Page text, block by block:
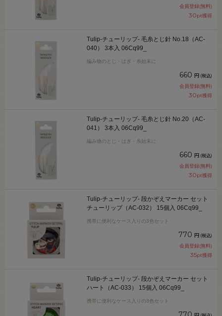
会員登録(無料)
30pt獲得
Tulip-チューリップ- 毛糸とじ針 No.18（AC-
040） 3本入 06Cq99_
編み物のとじ・はぎ・糸始末に
660 円 (税込)
会員登録(無料)
30pt獲得
Tulip-チューリップ- 毛糸とじ針 No.20（AC-
041） 3本入 06Cq99_
編み物のとじ・はぎ・糸始末に
660 円 (税込)
会員登録(無料)
30pt獲得
Tulip-チューリップ- 段かぞえマーカー セット
チューリップ（AC-032） 15個入 06Cq99_
携帯に便利なケース入りの3色セット
770 円 (税込)
会員登録(無料)
35pt獲得
Tulip-チューリップ- 段かぞえマーカー セット
ハート（AC-033） 15個入 06Cq99_
携帯に便利なケース入りの3色セット